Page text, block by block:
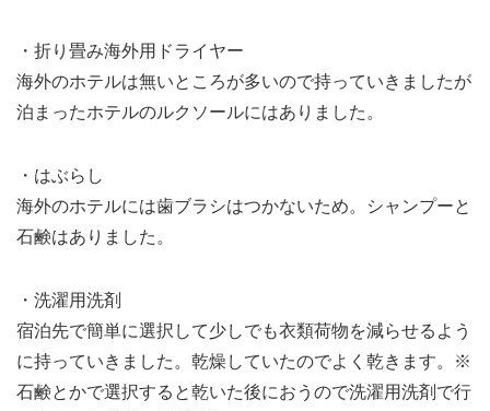
・折り畳み海外用ドライヤー
海外のホテルは無いところが多いので持っていきましたが
泊まったホテルのルクソールにはありました。
・はぶらし
海外のホテルには歯ブラシはつかないため。シャンプーと
石鹸はありました。
・洗濯用洗剤
宿泊先で簡単に選択して少しでも衣類荷物を減らせるよう
に持っていきました。乾燥していたのでよく乾きます。※
石鹸とかで選択すると乾いた後におうので洗濯用洗剤で行